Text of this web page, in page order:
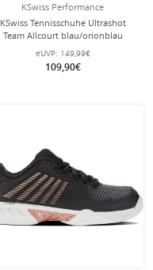
KSwiss Performance
KSwiss Tennisschuhe Ultrashot
Team Allcourt blau/orionblau
Herren
eUVP: 149,99€
109,90€